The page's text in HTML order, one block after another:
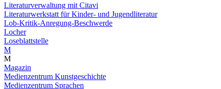
Literaturverwaltung mit Citavi
Literaturwerkstatt für Kinder- und Jugendliteratur
Lob-Kritik-Anregung-Beschwerde
Locher
Loseblattstelle
M
M
Magazin
Medienzentrum Kunstgeschichte
Medienzentrum Sprachen